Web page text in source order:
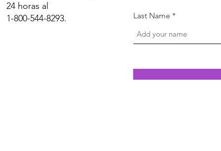
24 horas al
1-800-544-8293.
Last Name